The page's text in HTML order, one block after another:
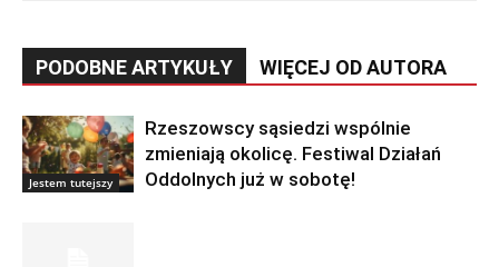
PODOBNE ARTYKUŁY WIĘCEJ OD AUTORA
Jestem tutejszy
Rzeszowscy sąsiedzi wspólnie
zmieniają okolicę. Festiwal Działań
Oddolnych już w sobotę!